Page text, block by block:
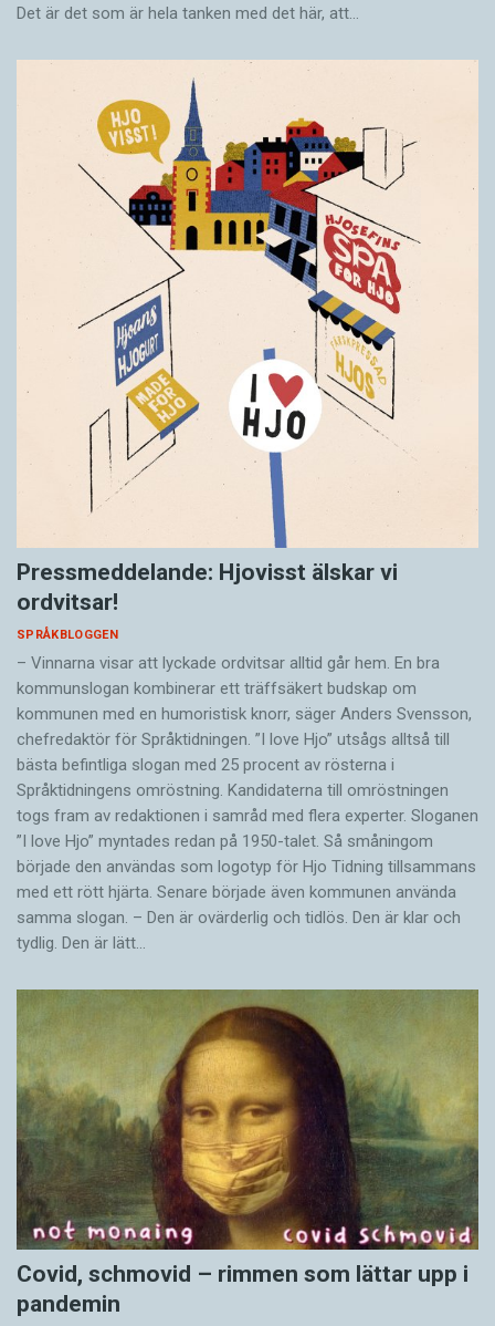
Det är det som är hela tanken med det här, att…
Pressmeddelande: Hjovisst älskar vi
ordvitsar!
SPRÅKBLOGGEN
– Vinnarna visar att lyckade ordvitsar alltid går hem. En bra
kommunslogan kombinerar ett träffsäkert budskap om
kommunen med en humoristisk knorr, säger Anders Svensson,
chefredaktör för Språktidningen. ”I love Hjo” utsågs alltså till
bästa befintliga slogan med 25 procent av rösterna i
Språktidningens omröstning. Kandidaterna till omröstningen
togs fram av redaktionen i samråd med flera experter. Sloganen
”I love Hjo” myntades redan på 1950-talet. Så småningom
började den användas som logotyp för Hjo Tidning tillsammans
med ett rött hjärta. Senare började även kommunen använda
samma slogan. – Den är ovärderlig och tidlös. Den är klar och
tydlig. Den är lätt…
Covid, schmovid – rimmen som lättar upp i
pandemin